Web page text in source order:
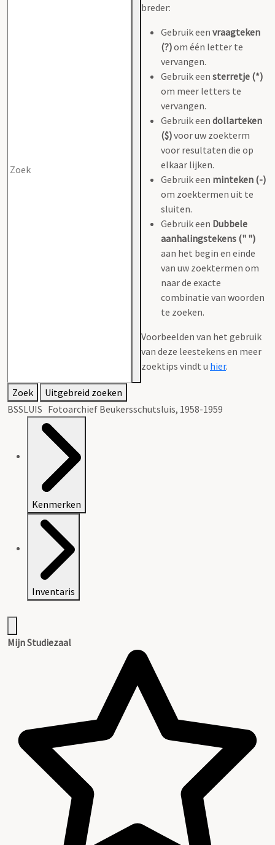
breder:
Gebruik een vraagteken
(?)om één letter te
vervangen.
Gebruik een sterretje (*)
om meer letters te
vervangen.
Gebruik een dollarteken
($)voor uw zoekterm
voor resultaten die op
elkaar lijken.
Gebruik een minteken (-)
om zoektermen uit te
sluiten.
Gebruik een Dubbele
aanhalingstekens (" ")
aan het begin en einde
van uw zoektermen om
naar de exacte
combinatie van woorden
te zoeken.
Voorbeelden van het gebruik
van deze leestekens en meer
zoektips vindt u hier.
Zoek
Uitgebreid zoeken
BSSLUIS Fotoarchief Beukersschutsluis, 1958-1959
Kenmerken
Inventaris
Mijn Studiezaal